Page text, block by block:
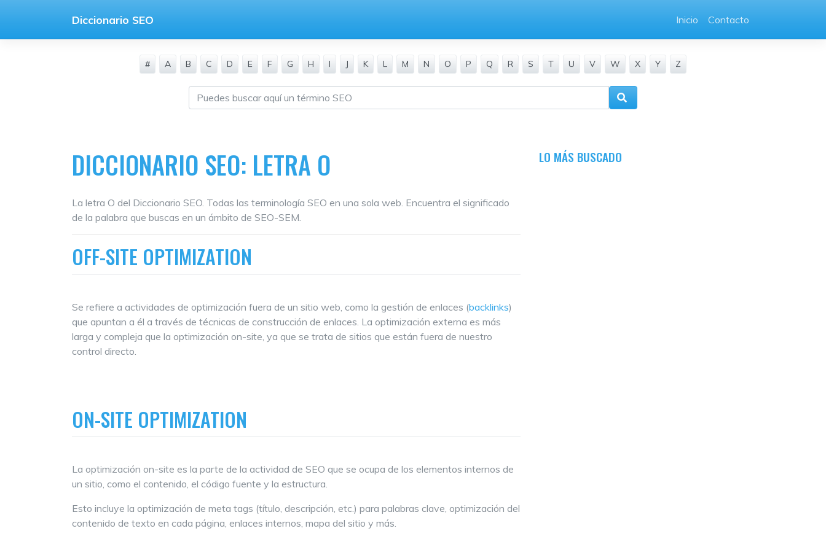
contenido
Diccionario SEO Inicio Contacto
# A B C D E F G H I J K L M N O P Q R S T U V W X Y Z
DICCIONARIO SEO: LETRA O
La letra O del Diccionario SEO. Todas las terminología SEO en una sola web. Encuentra el significado
de la palabra que buscas en un ámbito de SEO-SEM.
OFF-SITE OPTIMIZATION
Se refiere a actividades de optimización fuera de un sitio web, como la gestión de enlaces (backlinks)
que apuntan a él a través de técnicas de construcción de enlaces. La optimización externa es más
larga y compleja que la optimización on-site, ya que se trata de sitios que están fuera de nuestro
control directo.
ON-SITE OPTIMIZATION
La optimización on-site es la parte de la actividad de SEO que se ocupa de los elementos internos de
un sitio, como el contenido, el código fuente y la estructura.
Esto incluye la optimización de meta tags (título, descripción, etc.) para palabras clave, optimización del
contenido de texto en cada página, enlaces internos, mapa del sitio y más.
LO MÁS BUSCADO